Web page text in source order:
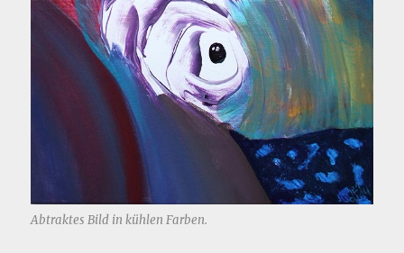
Abtraktes Bild in kühlen Farben.